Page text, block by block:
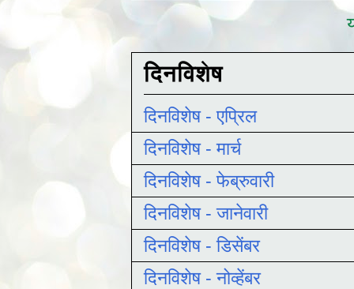
दिनविशेष
दिनविशेष - एप्रिल
दिनविशेष - मार्च
दिनविशेष - फेब्रुवारी
दिनविशेष - जानेवारी
दिनविशेष - डिसेंबर
दिनविशेष - नोव्हेंबर